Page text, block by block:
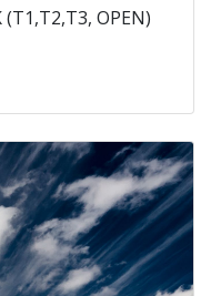
OPEN)